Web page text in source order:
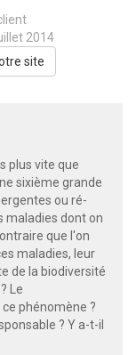
2014
site
plus vite que
sixième grande
ou ré-
maladies dont on
que l'on
maladies, leur
de la biodiversité
Le
phénomène ?
? Y a-t-il